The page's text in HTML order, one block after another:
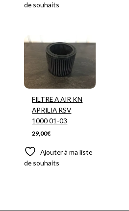
de souhaits
FILTRE A AIR KN
APRILIA RSV
1000 01-03
29,00€
Ajouter à ma liste
de souhaits